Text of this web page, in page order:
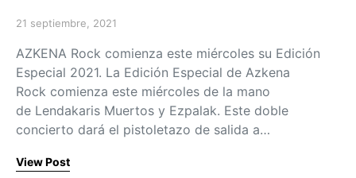
Posted on
21 septiembre, 2021
AZKENA Rock comienza este miércoles su Edición
Especial 2021. La Edición Especial de Azkena
Rock comienza este miércoles de la mano
de Lendakaris Muertos y Ezpalak. Este doble
concierto dará el pistoletazo de salida a…
View Post